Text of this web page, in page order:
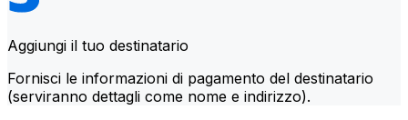
Aggiungi il tuo destinatario
Fornisci le informazioni di pagamento del destinatario
(serviranno dettagli come nome e indirizzo).